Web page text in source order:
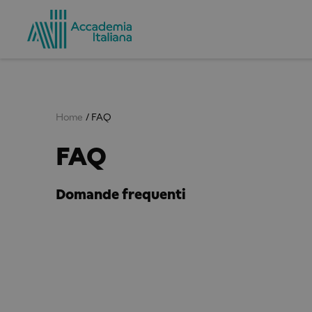
Home FAQ
FAQ
Domande frequenti